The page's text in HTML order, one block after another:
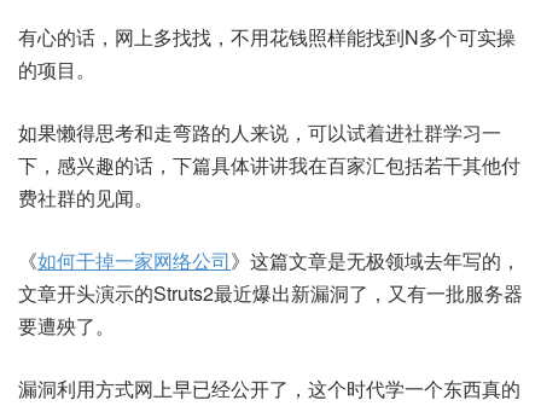
有心的话，网上多找找，不用花钱照样能找到N多个可实操
的项目。
如果懒得思考和走弯路的人来说，可以试着进社群学习一
下，感兴趣的话，下篇具体讲讲我在百家汇包括若干其他付
费社群的见闻。
《如何干掉一家网络公司》这篇文章是无极领域去年写的，
文章开头演示的Struts2最近爆出新漏洞了，又有一批服务器
要遭殃了。
漏洞利用方式网上早已经公开了，这个时代学一个东西真的